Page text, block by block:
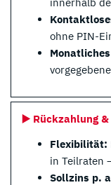
ohne PIN-
▶️ Rückzahlung &
Flexibilität:
in Teilraten
Sollzins p.